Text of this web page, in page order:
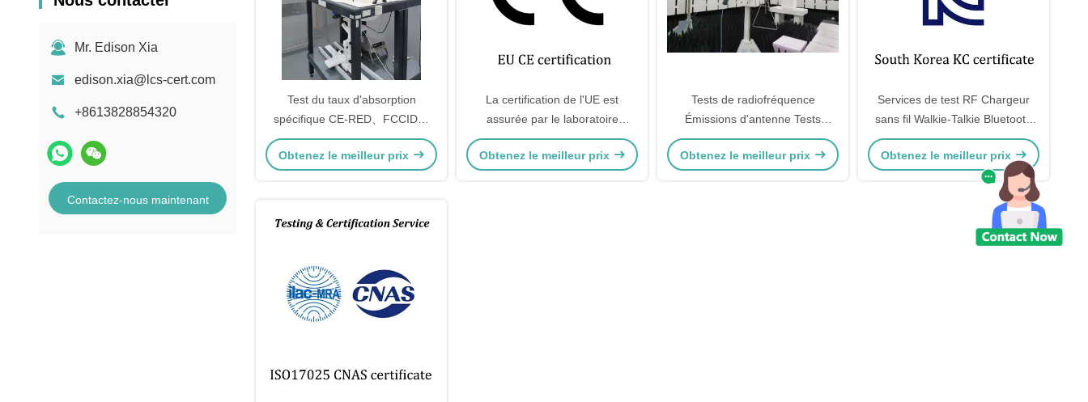
Mr. Edison Xia
edison.xia@lcs-cert.com
+8613828854320
Contactez-nous maintenant
Test du taux d'absorption
spécifique CE-RED、FCCID、
IC、Thailand、Inde、KC、
NCC、MIC certification
Obtenez le meilleur prix
La certification de l'UE est
assurée par le laboratoire
d'essais ROHS
Obtenez le meilleur prix
Tests de radiofréquence
Émissions d'antenne Tests
d'appareils RF
Obtenez le meilleur prix
Services de test RF Chargeur
sans fil Walkie-Talkie Bluetooth
2.4g/5gwifi Wi-Fi6 Lora Zigbee
Testing
Obtenez le meilleur prix